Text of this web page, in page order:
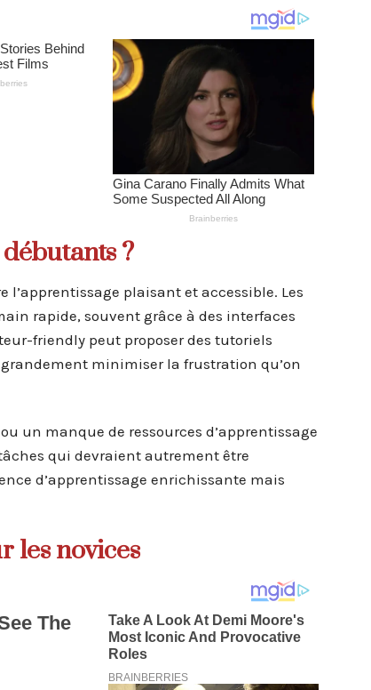
?
plaisant et accessible. Les
rapide, souvent grâce à des interfaces
friendly peut proposer des tutoriels
minimiser la frustration qu’on
un manque de ressources d’apprentissage
qui devraient autrement être
d’apprentissage enrichissante mais
les novices